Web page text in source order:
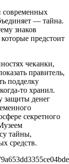
современных
— тайна.
знаков
предстоит
чеканки,
правитель,
подделку
то хранил.
защиты денег
секретного
тайны,
средств.